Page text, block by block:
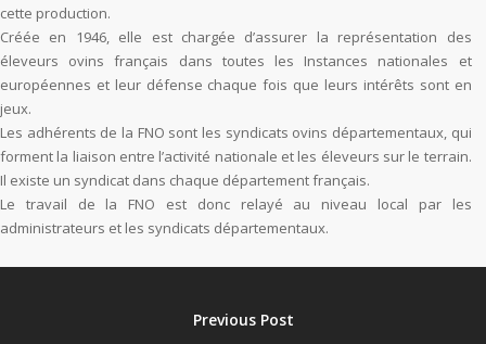
cette production.
Créée en 1946, elle est chargée d’assurer la représentation des
éleveurs ovins français dans toutes les Instances nationales et
européennes et leur défense chaque fois que leurs intérêts sont en
jeux.
Les adhérents de la FNO sont les syndicats ovins départementaux, qui
forment la liaison entre l’activité nationale et les éleveurs sur le terrain.
Il existe un syndicat dans chaque département français.
Le travail de la FNO est donc relayé au niveau local par les
administrateurs et les syndicats départementaux.
Previous Post